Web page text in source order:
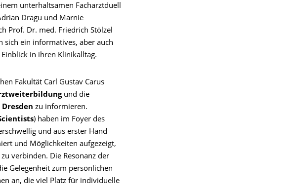
unterhaltsamen Facharztduell
Dragu und Marnie
Prof. Dr. med. Friedrich Stölzel
sich ein informatives, aber auch
in ihren Klinikalltag.
Fakultät Carl Gustav Carus
und die
zu informieren.
) haben im Foyer des
und aus erster Hand
und Möglichkeiten aufgezeigt,
verbinden. Die Resonanz der
Gelegenheit zum persönlichen
an, die viel Platz für individuelle